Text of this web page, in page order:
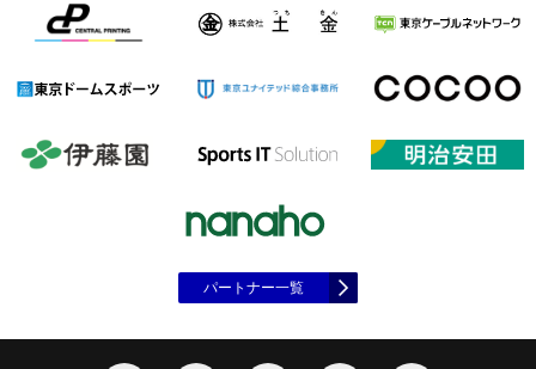
パートナー一覧